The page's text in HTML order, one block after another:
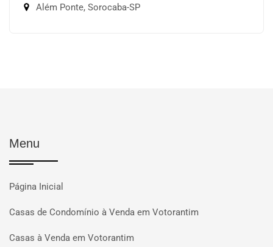
Além Ponte, Sorocaba-SP
Menu
Página Inicial
Casas de Condomínio à Venda em Votorantim
Casas à Venda em Votorantim